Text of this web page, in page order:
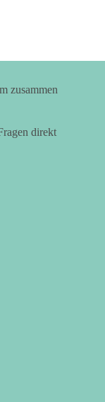
zusammen
direkt